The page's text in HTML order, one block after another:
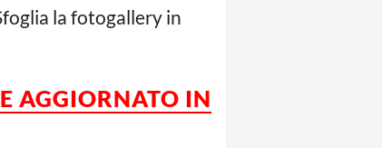
la fotogallery in
AGGIORNATO IN